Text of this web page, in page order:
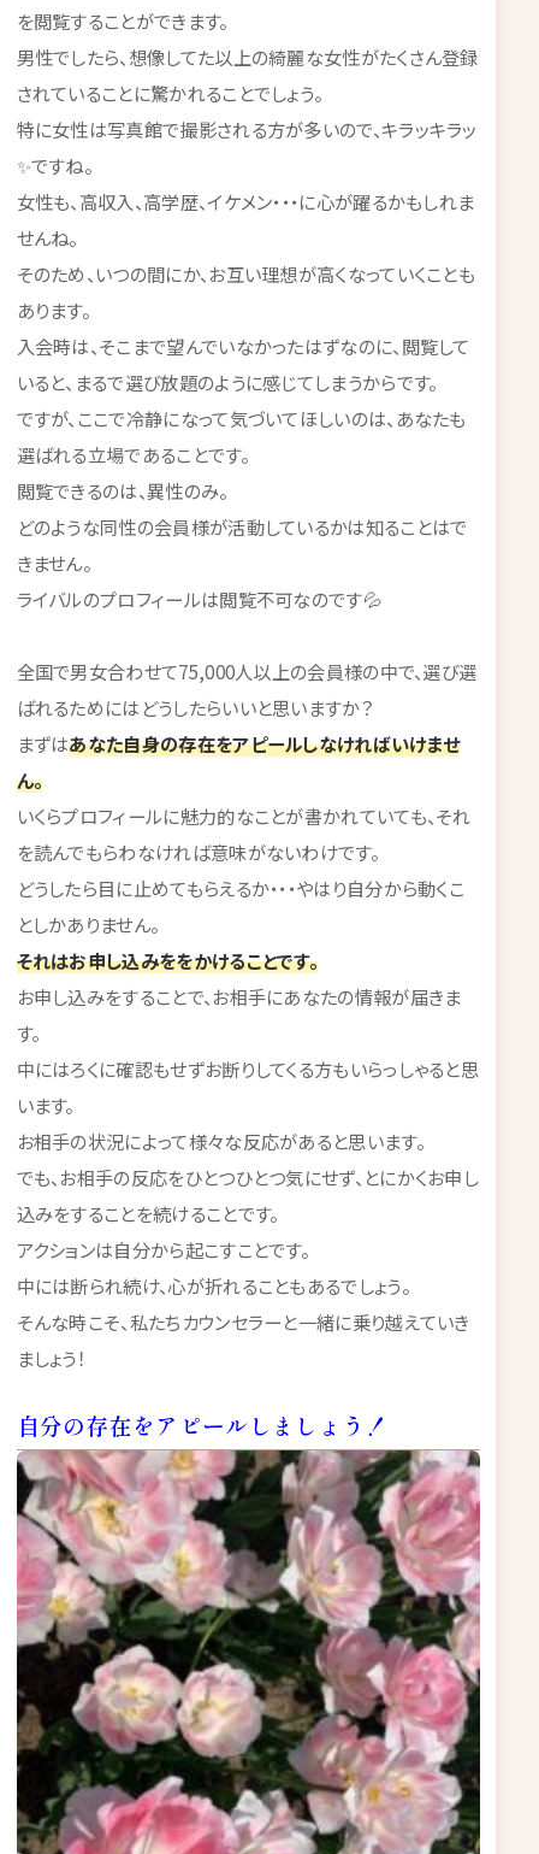
を閲覧することができます。
男性でしたら、想像してた以上の綺麗な女性がたくさん登録
されていることに驚かれることでしょう。
特に女性は写真館で撮影される方が多いので、キラッキラッ
✨ですね。
女性も、高収入、高学歴、イケメン・・・に心が躍るかもしれま
せんね。
そのため、いつの間にか、お互い理想が高くなっていくことも
あります。
入会時は、そこまで望んでいなかったはずなのに、閲覧して
いると、まるで選び放題のように感じてしまうからです。
ですが、ここで冷静になって気づいてほしいのは、あなたも
選ばれる立場であることです。
閲覧できるのは、異性のみ。
どのような同性の会員様が活動しているかは知ることはで
きません。
ライバルのプロフィールは閲覧不可なのです💦
全国で男女合わせて75,000人以上の会員様の中で、選び選
ばれるためにはどうしたらいいと思いますか？
まずはあなた自身の存在をアピールしなければいけませ
ん。
いくらプロフィールに魅力的なことが書かれていても、それ
を読んでもらわなければ意味がないわけです。
どうしたら目に止めてもらえるか・・・やはり自分から動くこ
としかありません。
それはお申し込みををかけることです。
お申し込みをすることで、お相手にあなたの情報が届きま
す。
中にはろくに確認もせずお断りしてくる方もいらっしゃると思
います。
お相手の状況によって様々な反応があると思います。
でも、お相手の反応をひとつひとつ気にせず、とにかくお申し
込みをすることを続けることです。
アクションは自分から起こすことです。
中には断られ続け、心が折れることもあるでしょう。
そんな時こそ、私たちカウンセラーと一緒に乗り越えていき
ましょう！
自分の存在をアピールしましょう！